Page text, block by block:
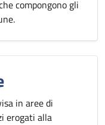
compongono gli
in aree di
erogati alla